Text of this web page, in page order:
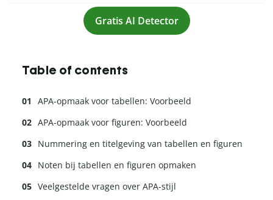
Gratis AI Detector
Table of contents
APA-opmaak voor tabellen: Voorbeeld
APA-opmaak voor figuren: Voorbeeld
Nummering en titelgeving van tabellen en figuren
Noten bij tabellen en figuren opmaken
Veelgestelde vragen over APA-stijl